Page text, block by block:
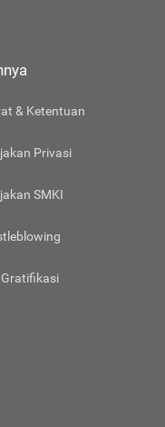
& Ketentuan
Privasi
SMKI